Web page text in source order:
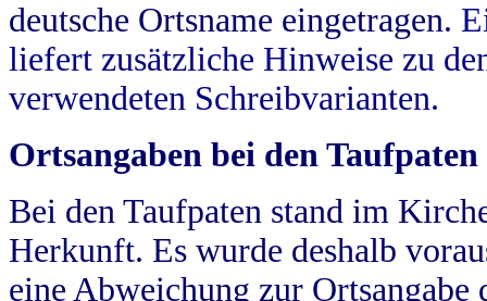
deutsche Ortsname eingetragen.
liefert zusätzliche Hinweise zu
verwendeten Schreibvarianten.
Ortsangaben bei den Taufpaten
Bei den Taufpaten stand im
Herkunft. Es wurde deshalb
eine Abweichung zur